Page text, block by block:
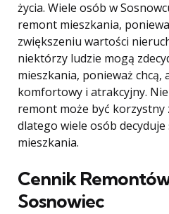
życia. Wiele osób w
remont mieszkania,
zwiększeniu wartości
niektórzy ludzie mogą
mieszkania, ponieważ chcą,
komfortowy i atrakcyjny.
remont może być korzystny
dlatego wiele osób
mieszkania.
Cennik
Sosnowiec